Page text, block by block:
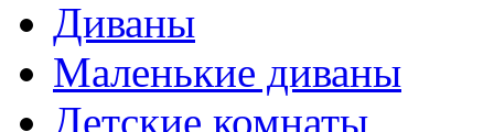
Диваны
Маленькие диваны
Детские комнаты